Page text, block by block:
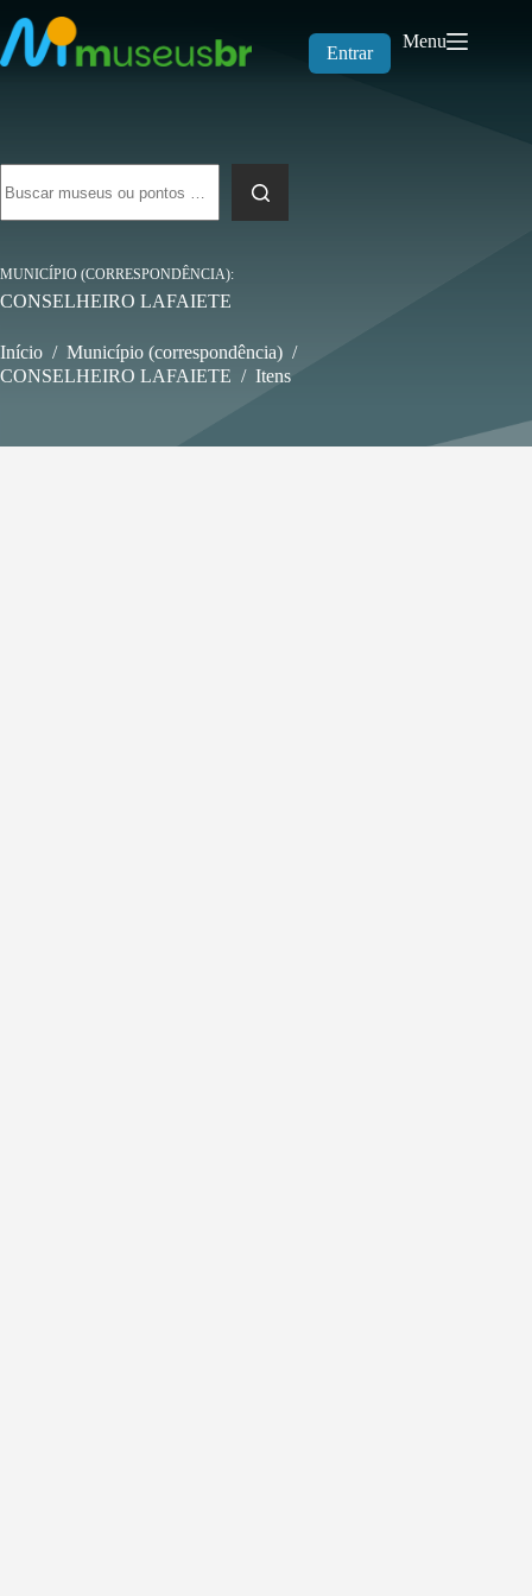
para
o
conteúdo
Entrar
Menu
resultados
MUNICÍPIO (CORRESPONDÊNCIA)
CONSELHEIRO LAFAIETE
Início / Município (correspondência) /
CONSELHEIRO LAFAIETE / Itens